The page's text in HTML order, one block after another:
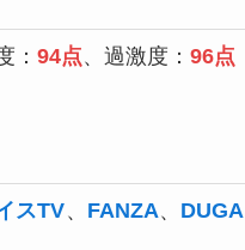
：94点、過激度：96点
スTV、 FANZA、 DUGA